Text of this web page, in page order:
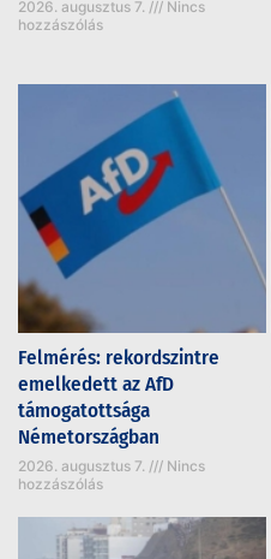
2026. augusztus 7.
Nincs
hozzászólás
Felmérés: rekordszintre
emelkedett az AfD
támogatottsága
Németországban
2026. augusztus 7.
Nincs
hozzászólás